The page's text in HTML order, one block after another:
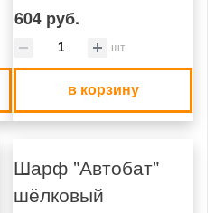
604 руб.
шт
в корзину
Шарф "Автобат"
шёлковый